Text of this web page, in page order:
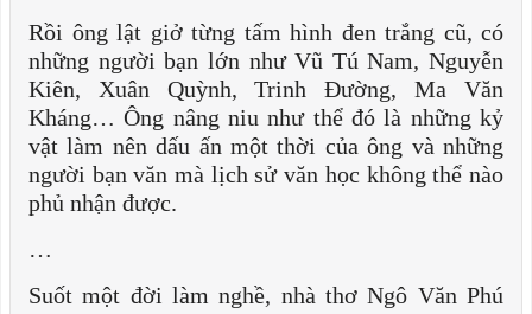
Rồi ông lật giở từng tấm hình đen trắng cũ, có
những người bạn lớn như Vũ Tú Nam, Nguyễn
Kiên, Xuân Quỳnh, Trinh Đường, Ma Văn
Kháng… Ông nâng niu như thể đó là những kỷ
vật làm nên dấu ấn một thời của ông và những
người bạn văn mà lịch sử văn học không thể nào
phủ nhận được.
…
Suốt một đời làm nghề, nhà thơ Ngô Văn Phú